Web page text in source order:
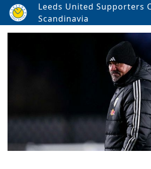
Leeds United Supporters
Scandinavia